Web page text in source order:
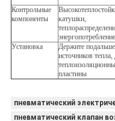
Контрольные
компоненты
катушки,
энергопотребление
Установка
Держите
источников тепла,
пластины
пневматический
пневматический клапан